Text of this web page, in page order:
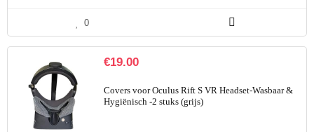
0
€19.00
Covers voor Oculus Rift S VR Headset-Wasbaar &
Hygiënisch -2 stuks (grijs)